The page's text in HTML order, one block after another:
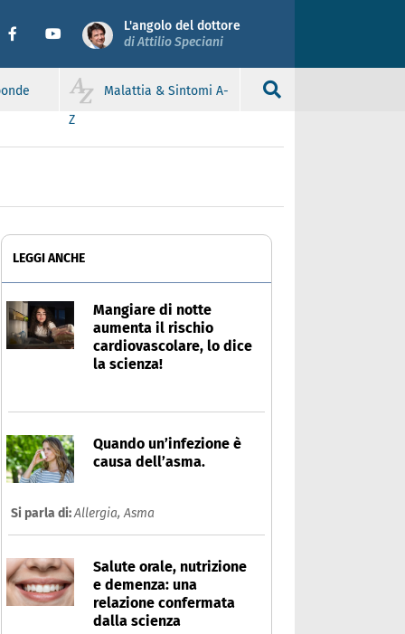
L'angolo del dottore
di Attilio Speciani
Malattia & Sintomi A-
Z
LEGGI ANCHE
Mangiare di notte
aumenta il rischio
cardiovascolare, lo dice
la scienza!
Quando un’infezione è
causa dell’asma.
Si parla di:Allergia,Asma
Salute orale, nutrizione
e demenza: una
relazione confermata
dalla scienza